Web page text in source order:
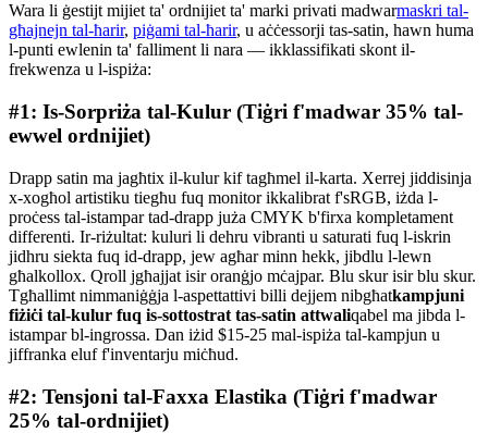
Wara li ġestijt mijiet ta' ordnijiet ta' marki privati ​​madwarmaskri tal-
għajnejn tal-ħarir, piġami tal-ħarir, u aċċessorji tas-satin, hawn huma
l-punti ewlenin ta' falliment li nara — ikklassifikati skont il-
frekwenza u l-ispiża:
#1: Is-Sorpriża tal-Kulur (Tiġri f'madwar 35% tal-
ewwel ordnijiet)
Drapp satin ma jagħtix il-kulur kif tagħmel il-karta. Xerrej jiddisinja
x-xogħol artistiku tiegħu fuq monitor ikkalibrat f'sRGB, iżda l-
proċess tal-istampar tad-drapp juża CMYK b'firxa kompletament
differenti. Ir-riżultat: kuluri li dehru vibranti u saturati fuq l-iskrin
jidhru siekta fuq id-drapp, jew agħar minn hekk, jibdlu l-lewn
għalkollox. Qroll jgħajjat ​​isir oranġjo mċajpar. Blu skur isir blu skur.
Tgħallimt nimmaniġġja l-aspettattivi billi dejjem nibgħatkampjuni
fiżiċi tal-kulur fuq is-sottostrat tas-satin attwaliqabel ma jibda l-
istampar bl-ingrossa. Dan iżid $15-25 mal-ispiża tal-kampjun u
jiffranka eluf f'inventarju miċħud.
#2: Tensjoni tal-Faxxa Elastika (Tiġri f'madwar
25% tal-ordnijiet)